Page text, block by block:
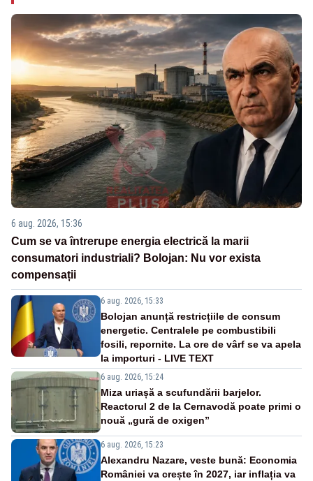
6 aug. 2026, 15:36
Cum se va întrerupe energia electrică la marii
consumatori industriali? Bolojan: Nu vor exista
compensații
6 aug. 2026, 15:33
Bolojan anunță restricțiile de consum
energetic. Centralele pe combustibili
fosili, repornite. La ore de vârf se va apela
la importuri - LIVE TEXT
6 aug. 2026, 15:24
Miza uriașă a scufundării barjelor.
Reactorul 2 de la Cernavodă poate primi o
nouă „gură de oxigen”
6 aug. 2026, 15:23
Alexandru Nazare, veste bună: Economia
României va crește în 2027, iar inflația va